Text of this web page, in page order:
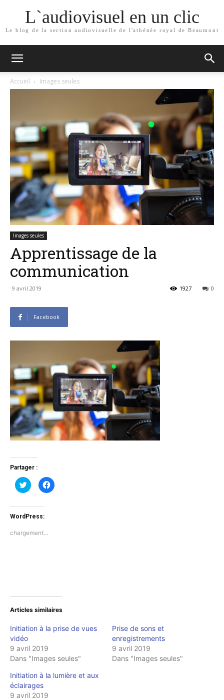
L`audiovisuel en un clic
Le blog de la section audiovisuelle de l'athénée royal de Beaumont
Accueil Images seules
Images seules
Apprentissage de la
communication
9 avril 2019 0
1927
Facebook
Partager :
Cliquez
pour
partager
Twitter(ouvre
dans
une
fenêtre)
Cliquez
pour
WordPress:
chargement…
Articles similaires
Initiation à la prise de vues
vidéo
9 avril 2019
Dans "Images seules"
Prise de sons et
enregistrements
9 avril 2019
Dans "Images seules"
Initiation à la lumière et aux
éclairages
9 avril 2019